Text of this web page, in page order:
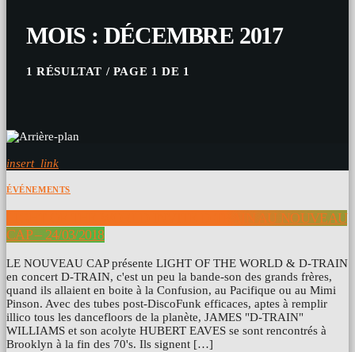
MOIS : DÉCEMBRE 2017
1 RÉSULTAT / PAGE 1 DE 1
insert_link
ÉVÉNEMENTS
LIGHT OF THE WORLD INVITE D-TRAIN AU NOUVEAU
CAP – 24/03/2018
LE NOUVEAU CAP présente LIGHT OF THE WORLD & D-TRAIN
en concert D-TRAIN, c'est un peu la bande-son des grands frères,
quand ils allaient en boite à la Confusion, au Pacifique ou au Mimi
Pinson. Avec des tubes post-DiscoFunk efficaces, aptes à remplir
illico tous les dancefloors de la planète, JAMES "D-TRAIN"
WILLIAMS et son acolyte HUBERT EAVES se sont rencontrés à
Brooklyn à la fin des 70's. Ils signent […]